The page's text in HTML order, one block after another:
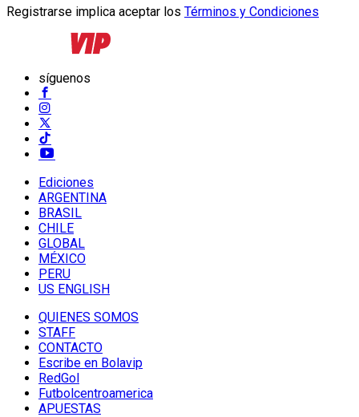
Registrarse implica aceptar los Términos y Condiciones
síguenos
Ediciones
ARGENTINA
BRASIL
CHILE
GLOBAL
MÉXICO
PERU
US ENGLISH
QUIENES SOMOS
STAFF
CONTACTO
Escribe en Bolavip
RedGol
Futbolcentroamerica
APUESTAS